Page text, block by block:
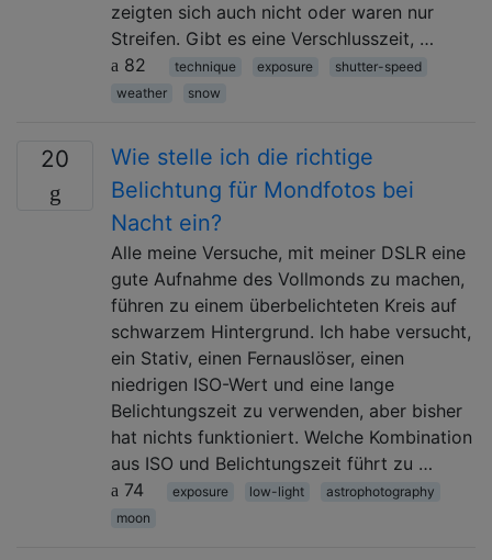
zeigten sich auch nicht oder waren nur
Streifen. Gibt es eine Verschlusszeit, …
82
technique exposure
shutter-speed
weather
snow
20
Wie stelle ich die richtige
Belichtung für Mondfotos bei
Nacht ein?
Alle meine Versuche, mit meiner DSLR eine
gute Aufnahme des Vollmonds zu machen,
führen zu einem überbelichteten Kreis auf
schwarzem Hintergrund. Ich habe versucht,
ein Stativ, einen Fernauslöser, einen
niedrigen ISO-Wert und eine lange
Belichtungszeit zu verwenden, aber bisher
hat nichts funktioniert. Welche Kombination
aus ISO und Belichtungszeit führt zu …
74
exposure low-light
astrophotography
moon